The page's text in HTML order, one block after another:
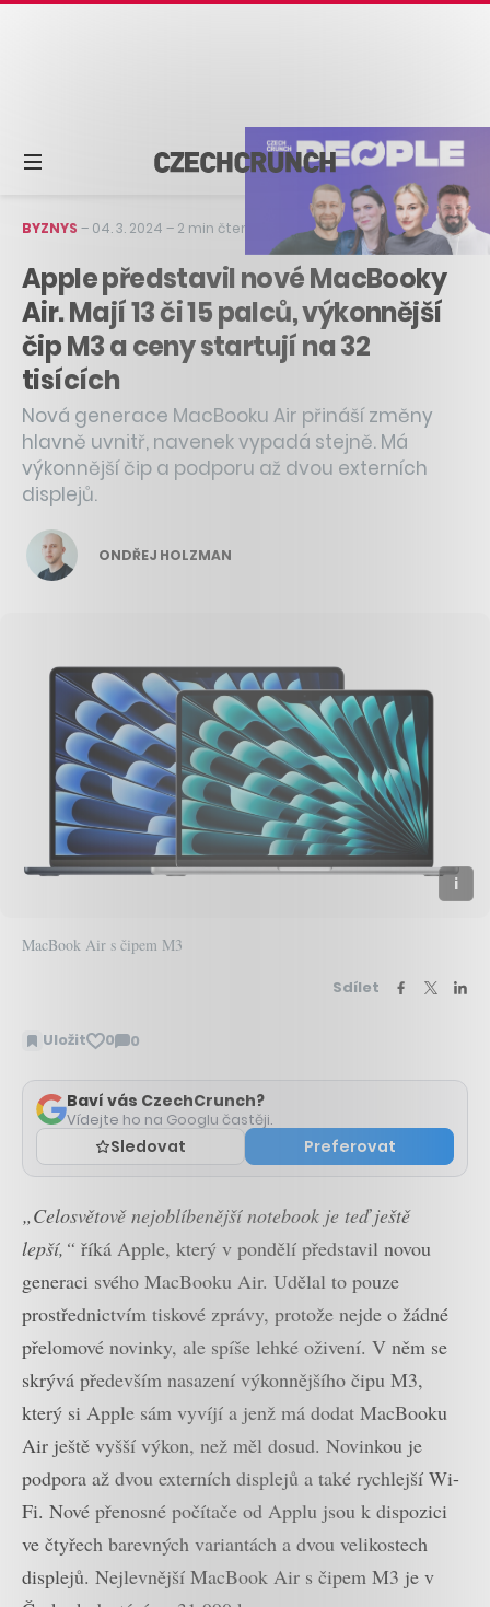
BYZNYS – 04. 3. 2024 – 2 min čtení
Apple představil nové MacBooky
Air. Mají 13 či 15 palců, výkonnější
čip M3 a ceny startují na 32
tisících
Nová generace MacBooku Air přináší změny
hlavně uvnitř, navenek vypadá stejně. Má
výkonnější čip a podporu až dvou externích
displejů.
ONDŘEJ HOLZMAN
MacBook Air s čipem M3
Sdílet
Uložit 0 0
Zobrazit
Baví vás CzechCrunch?
Vídejte ho na Googlu častěji.
Sledovat Preferovat
„Celosvětově nejoblíbenější notebook je teď ještě
lepší,“ říká Apple, který v pondělí představil novou
generaci svého MacBooku Air. Udělal to pouze
prostřednictvím tiskové zprávy, protože nejde o žádné
přelomové novinky, ale spíše lehké oživení. V něm se
skrývá především nasazení výkonnějšího čipu M3,
který si Apple sám vyvíjí a jenž má dodat MacBooku
Air ještě vyšší výkon, než měl dosud. Novinkou je
podpora až dvou externích displejů a také rychlejší Wi-
Fi. Nové přenosné počítače od Applu jsou k dispozici
ve čtyřech barevných variantách a dvou velikostech
displejů. Nejlevnější MacBook Air s čipem M3 je v